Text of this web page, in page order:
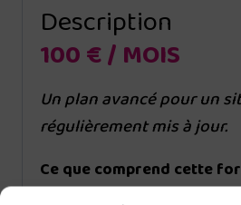
Description
100 € / MOIS
Un plan avancé pour un
régulièrement mis à jour.
Ce que comprend cette